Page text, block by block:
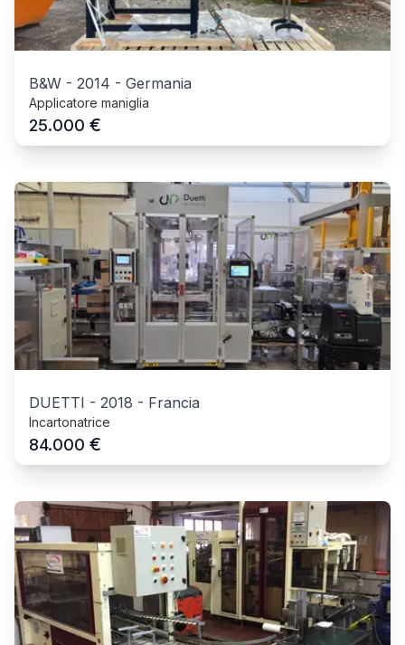
B&W - 2014 - Germania
Applicatore maniglia
25.000 €
DUETTI - 2018 - Francia
Incartonatrice
84.000 €